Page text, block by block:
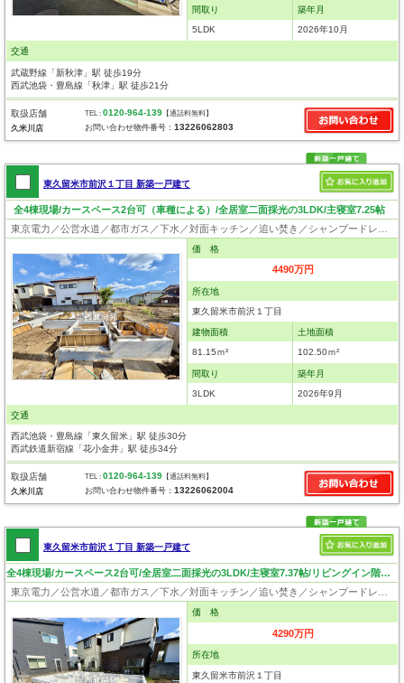
間取り
5LDK
築年月
2026年10月
交通
武蔵野線「新秋津」駅 徒歩19分
西武池袋・豊島線「秋津」駅 徒歩21分
取扱店舗
久米川店
TEL :0120-964-139 【通話料無料】
お問い合わせ物件番号：13226062803
東久留米市前沢１丁目 新築一戸建て
全4棟現場/カースペース2台可（車種による）/全居室二面採光の3LDK/主寝室7.25帖
価 格
4490万円
所在地
東久留米市前沢１丁目
建物面積
81.15ｍ²
土地面積
102.50ｍ²
間取り
3LDK
築年月
2026年9月
交通
西武池袋・豊島線「東久留米」駅 徒歩30分
西武鉄道新宿線「花小金井」駅 徒歩34分
取扱店舗
久米川店
TEL :0120-964-139 【通話料無料】
お問い合わせ物件番号：13226062004
東久留米市前沢１丁目 新築一戸建て
全4棟現場/カースペース2台可/全居室二面採光の3LDK/主寝室7.37帖/リビングイン階段！
価 格
4290万円
所在地
東久留米市前沢１丁目